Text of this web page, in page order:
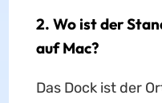
2. Wo ist der
auf Mac?
Das Dock ist der